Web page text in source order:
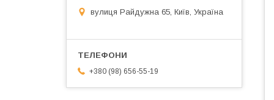
вулиця Райдужна 65, Київ, Україна
+380 (98) 656-55-19